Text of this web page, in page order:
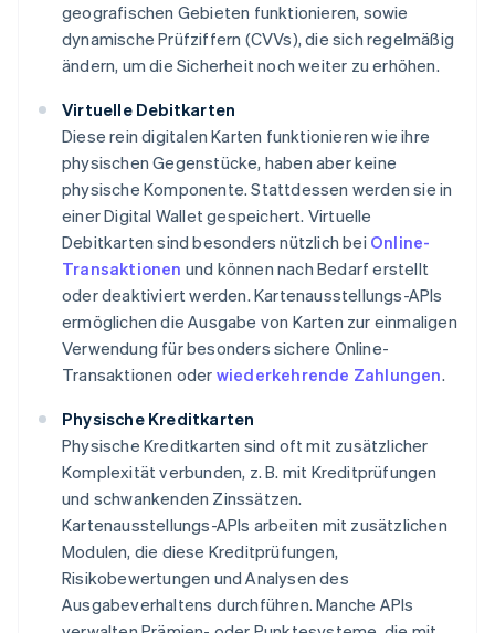
geografischen Gebieten funktionieren, sowie
dynamische Prüfziffern (CVVs), die sich regelmäßig
ändern, um die Sicherheit noch weiter zu erhöhen.
Virtuelle Debitkarten
Diese rein digitalen Karten funktionieren wie ihre
physischen Gegenstücke, haben aber keine
physische Komponente. Stattdessen werden sie in
einer Digital Wallet gespeichert. Virtuelle
Debitkarten sind besonders nützlich bei Online-
Transaktionen und können nach Bedarf erstellt
oder deaktiviert werden. Kartenausstellungs-APIs
ermöglichen die Ausgabe von Karten zur einmaligen
Verwendung für besonders sichere Online-
Transaktionen oder wiederkehrende Zahlungen.
Physische Kreditkarten
Physische Kreditkarten sind oft mit zusätzlicher
Komplexität verbunden, z. B. mit Kreditprüfungen
und schwankenden Zinssätzen.
Kartenausstellungs-APIs arbeiten mit zusätzlichen
Modulen, die diese Kreditprüfungen,
Risikobewertungen und Analysen des
Ausgabeverhaltens durchführen. Manche APIs